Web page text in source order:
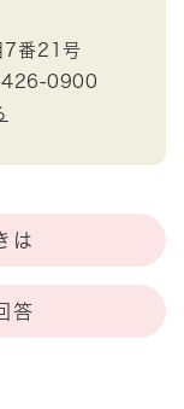
7番21号
426-0900
は
答